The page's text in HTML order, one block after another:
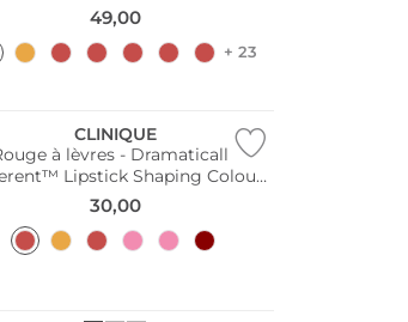
49,00
+ 23
CLINIQUE
à lèvres - Dramatically
Lipstick Shaping Colour
(17 Strawberry Ice)
30,00